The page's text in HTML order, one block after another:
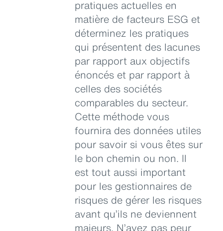
pratiques actuelles en
matière de facteurs ESG et
déterminez les pratiques
qui présentent des lacunes
par rapport aux objectifs
énoncés et par rapport à
celles des sociétés
comparables du secteur.
Cette méthode vous
fournira des données utiles
pour savoir si vous êtes sur
le bon chemin ou non. Il
est tout aussi important
pour les gestionnaires de
risques de gérer les risques
avant qu’ils ne deviennent
majeurs. N’ayez pas peur